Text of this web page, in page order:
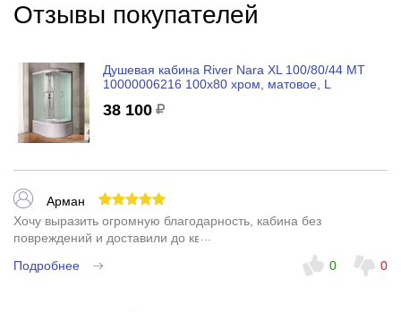
Отзывы покупателей
Душевая кабина River Nara XL 100/80/44 МТ
10000006216 100x80 хром, матовое, L
38 100
Арман
Хочу выразить огромную благодарность, кабина без
повреждений и доставили до квартиры.
Подробнее
0 0